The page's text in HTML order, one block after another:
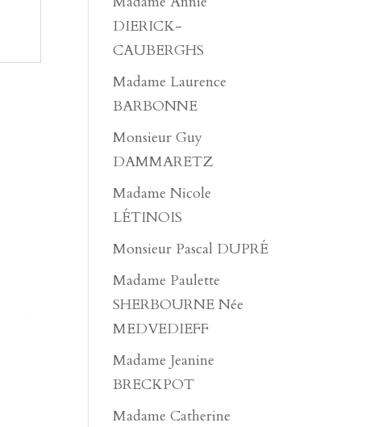
DIERICK-
CAUBERGHS
Madame Laurence
BARBONNE
Monsieur Guy
DAMMARETZ
Madame Nicole
LÉTINOIS
Monsieur Pascal DUPRÉ
Madame Paulette
SHERBOURNE Née
MEDVEDIEFF
Madame Jeanine
BRECKPOT
Madame Catherine